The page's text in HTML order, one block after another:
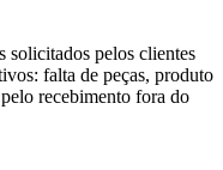
solicitados pelos clientes
falta de peças, produto
recebimento fora do